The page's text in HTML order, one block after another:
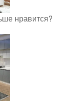
нравится?